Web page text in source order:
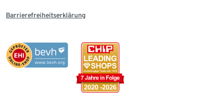
Barrierefreiheitserklärung